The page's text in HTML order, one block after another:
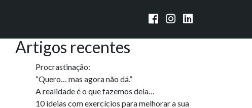
Pesquisar
Artigos recentes
Procrastinação:
“Quero… mas agora não dá.”
A realidade é o que fazemos dela…
10 ideias com exercícios para melhorar a sua